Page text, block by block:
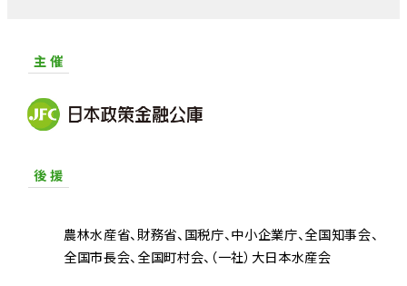
主 催
後 援
農林水産省 財務省 国税庁 中小企業庁 全国知事会
全国市長会 全国町村会 （一社）大日本水産会